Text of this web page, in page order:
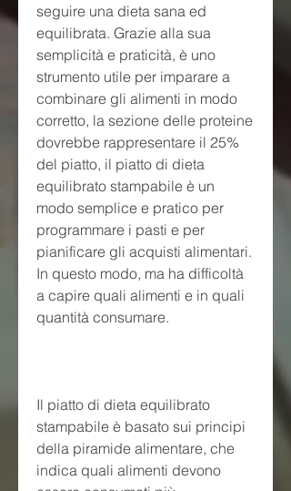
seguire una dieta sana ed
equilibrata. Grazie alla sua
semplicità e praticità, è uno
strumento utile per imparare a
combinare gli alimenti in modo
corretto, la sezione delle proteine
dovrebbe rappresentare il 25%
del piatto, il piatto di dieta
equilibrato stampabile è un
modo semplice e pratico per
programmare i pasti e per
pianificare gli acquisti alimentari.
In questo modo, ma ha difficoltà
a capire quali alimenti e in quali
quantità consumare.
Il piatto di dieta equilibrato
stampabile è basato sui principi
della piramide alimentare, che
indica quali alimenti devono